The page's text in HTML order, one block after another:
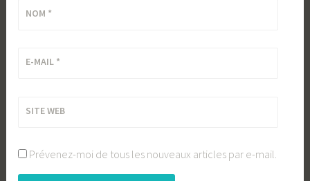
NOM *
E-MAIL *
SITE WEB
Prévenez-moi de tous les nouveaux articles par e-mail.